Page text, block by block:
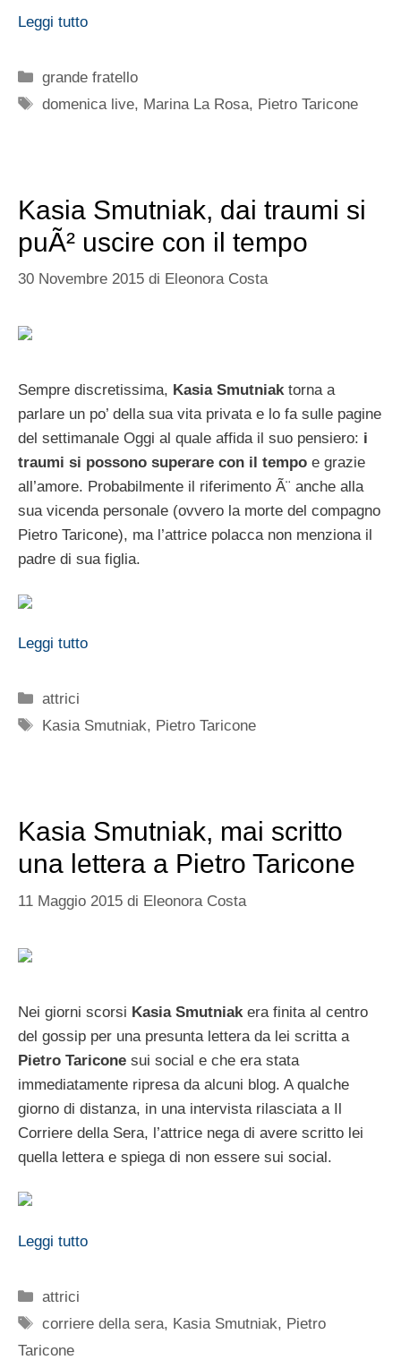
Leggi tutto
Categorie
grande fratello
Tag
domenica live, Marina La Rosa, Pietro Taricone
Kasia Smutniak, dai traumi si
puÃ² uscire con il tempo
30 Novembre 2015 di Eleonora Costa
Sempre discretissima, Kasia Smutniaktorna a
parlare un po’ della sua vita privata e lo fa sulle pagine
del settimanale Oggi al quale affida il suo pensiero: i
traumi si possono superare con il tempo e grazie
all’amore. Probabilmente il riferimento Ã¨ anche alla
sua vicenda personale (ovvero la morte del compagno
Pietro Taricone), ma l’attrice polacca non menziona il
padre di sua figlia.
Leggi tutto
Categorie
attrici
Tag
Kasia Smutniak, Pietro Taricone
Kasia Smutniak, mai scritto
una lettera a Pietro Taricone
11 Maggio 2015 di Eleonora Costa
Nei giorni scorsi Kasia Smutniak era finita al centro
del gossip per una presunta lettera da lei scritta a
Pietro Taricone sui social e che era stata
immediatamente ripresa da alcuni blog. A qualche
giorno di distanza, in una intervista rilasciata a Il
Corriere della Sera, l’attrice nega di avere scritto lei
quella lettera e spiega di non essere sui social.
Leggi tutto
Categorie
attrici
Tag
corriere della sera, Kasia Smutniak, Pietro
Taricone